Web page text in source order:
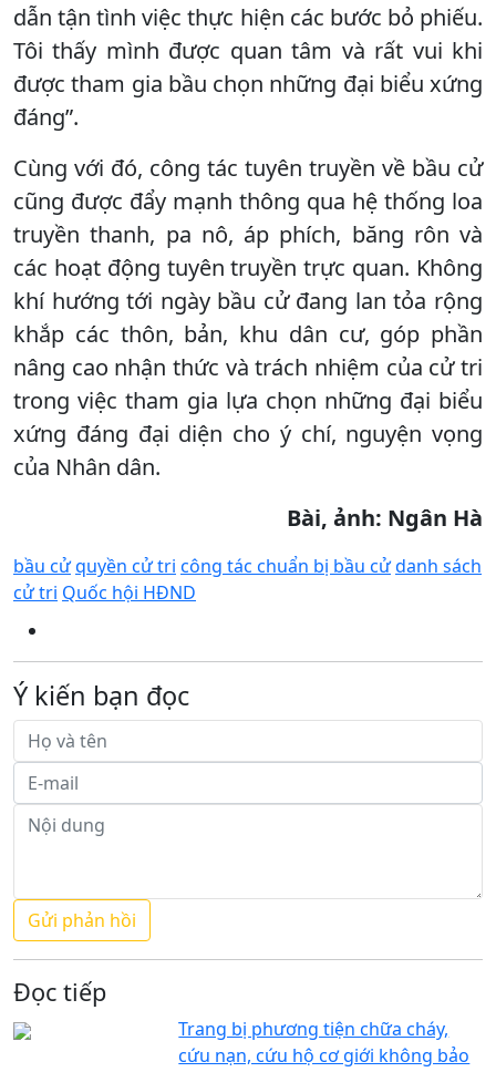
dẫn tận tình việc thực hiện các bước bỏ phiếu.
Tôi thấy mình được quan tâm và rất vui khi
được tham gia bầu chọn những đại biểu xứng
đáng”.
Cùng với đó, công tác tuyên truyền về bầu cử
cũng được đẩy mạnh thông qua hệ thống loa
truyền thanh, pa nô, áp phích, băng rôn và
các hoạt động tuyên truyền trực quan. Không
khí hướng tới ngày bầu cử đang lan tỏa rộng
khắp các thôn, bản, khu dân cư, góp phần
nâng cao nhận thức và trách nhiệm của cử tri
trong việc tham gia lựa chọn những đại biểu
xứng đáng đại diện cho ý chí, nguyện vọng
của Nhân dân.
Bài, ảnh: Ngân Hà
bầu cửquyền cử tri công tác chuẩn bị bầu cửdanh sách
cử tri Quốc hội HĐND
Ý kiến bạn đọc
Đọc tiếp
Trang bị phương tiện chữa cháy,
cứu nạn, cứu hộ cơ giới không bảo